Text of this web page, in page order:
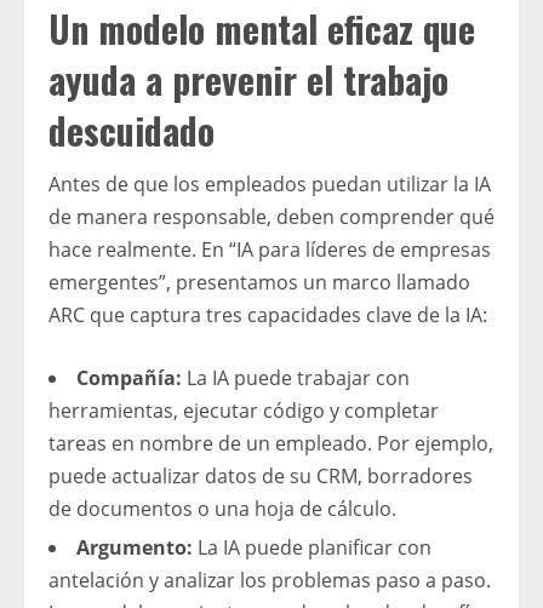
Un modelo mental eficaz que
ayuda a prevenir el trabajo
descuidado
Antes de que los empleados puedan utilizar la IA
de manera responsable, deben comprender qué
hace realmente. En “IA para líderes de empresas
emergentes”, presentamos un marco llamado
ARC que captura tres capacidades clave de la IA:
Compañía: La IA puede trabajar con
herramientas, ejecutar código y completar
tareas en nombre de un empleado. Por ejemplo,
puede actualizar datos de su CRM, borradores
de documentos o una hoja de cálculo.
Argumento: La IA puede planificar con
antelación y analizar los problemas paso a paso.